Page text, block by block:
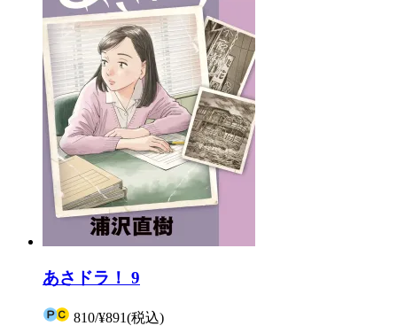
あさドラ！ 9
810/¥891(税込)